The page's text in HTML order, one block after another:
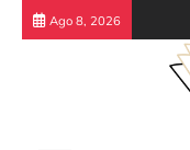
Skip
Ago 8, 2026